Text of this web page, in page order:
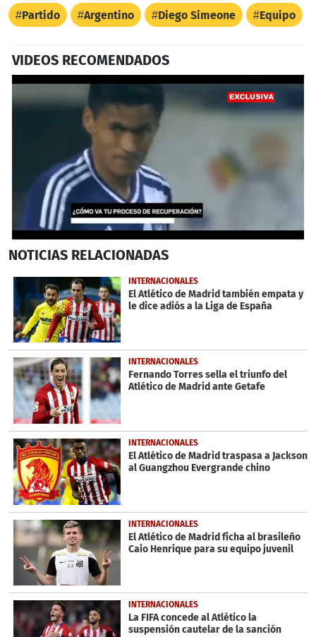
Partido Argentino Diego Simeone Equipo
VIDEOS RECOMENDADOS
seconds
2
minutes,
24
seconds
NOTICIAS RELACIONADAS
INTERNACIONALES
El Atlético de Madrid también empata y
le dice adiós a la Liga de España
INTERNACIONALES
Fernando Torres sella el triunfo del
Atlético de Madrid ante Getafe
INTERNACIONALES
El Atlético de Madrid traspasa a Jackson
al Guangzhou Evergrande chino
INTERNACIONALES
El Atlético de Madrid ficha al brasileño
Caio Henrique para su equipo juvenil
INTERNACIONALES
La FIFA concede al Atlético la
suspensión cautelar de la sanción